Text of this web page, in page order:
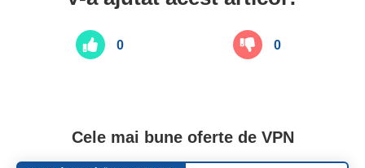
0 0
Cele mai bune oferte de VPN